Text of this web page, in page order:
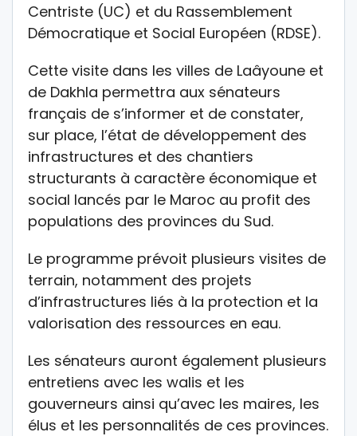
Centriste (UC) et du Rassemblement
Démocratique et Social Européen (RDSE).
Cette visite dans les villes de Laâyoune et
de Dakhla permettra aux sénateurs
français de s’informer et de constater,
sur place, l’état de développement des
infrastructures et des chantiers
structurants à caractère économique et
social lancés par le Maroc au profit des
populations des provinces du Sud.
Le programme prévoit plusieurs visites de
terrain, notamment des projets
d’infrastructures liés à la protection et la
valorisation des ressources en eau.
Les sénateurs auront également plusieurs
entretiens avec les walis et les
gouverneurs ainsi qu’avec les maires, les
élus et les personnalités de ces provinces.